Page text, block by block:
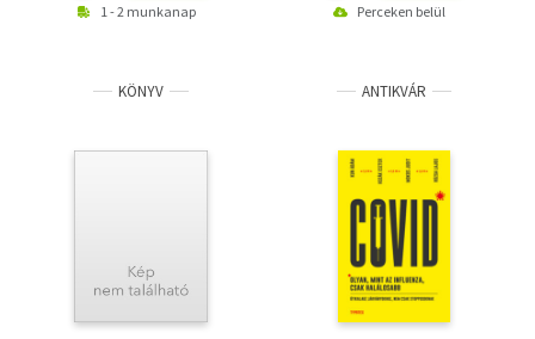
1 - 2 munkanap Perceken belül
KÖNYV ANTIKVÁR